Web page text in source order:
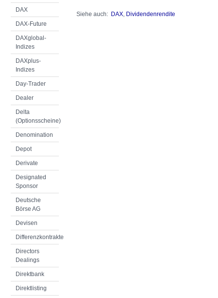
DAX
DAX-Future
DAXglobal-
Indizes
DAXplus-
Indizes
Day-Trader
Dealer
Delta
(Optionsscheine)
Denomination
Depot
Derivate
Designated
Sponsor
Deutsche
Börse AG
Devisen
Differenzkontrakte
Directors
Dealings
Direktbank
Direktlisting
Siehe auch: DAX, Dividendenrendite